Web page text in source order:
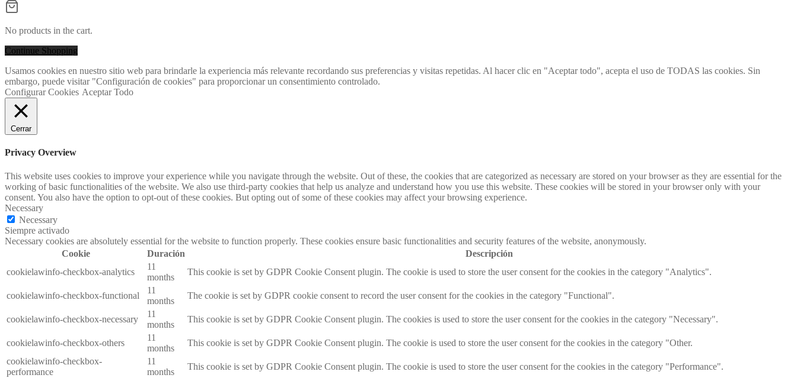
No products in the cart.
Continue Shopping
Usamos cookies en nuestro sitio web para brindarle la experiencia más relevante recordando sus preferencias y visitas repetidas. Al hacer clic en "Aceptar todo", acepta el uso de TODAS las cookies. Sin
embargo, puede visitar "Configuración de cookies" para proporcionar un consentimiento controlado.
Configurar Cookies Aceptar Todo
Cerrar
Privacy Overview
This website uses cookies to improve your experience while you navigate through the website. Out of these, the cookies that are categorized as necessary are stored on your browser as they are essential for the
working of basic functionalities of the website. We also use third-party cookies that help us analyze and understand how you use this website. These cookies will be stored in your browser only with your
consent. You also have the option to opt-out of these cookies. But opting out of some of these cookies may affect your browsing experience.
Necessary
Necessary
Siempre activado
Necessary cookies are absolutely essential for the website to function properly. These cookies ensure basic functionalities and security features of the website, anonymously.
Cookie
Duración
Descripción
cookielawinfo-checkbox-analytics
11
months
This cookie is set by GDPR Cookie Consent plugin. The cookie is used to store the user consent for the cookies in the category "Analytics".
cookielawinfo-checkbox-functional
11
months
The cookie is set by GDPR cookie consent to record the user consent for the cookies in the category "Functional".
cookielawinfo-checkbox-necessary
11
months
This cookie is set by GDPR Cookie Consent plugin. The cookies is used to store the user consent for the cookies in the category "Necessary".
cookielawinfo-checkbox-others
11
months
This cookie is set by GDPR Cookie Consent plugin. The cookie is used to store the user consent for the cookies in the category "Other.
cookielawinfo-checkbox-
performance
11
months
This cookie is set by GDPR Cookie Consent plugin. The cookie is used to store the user consent for the cookies in the category "Performance".